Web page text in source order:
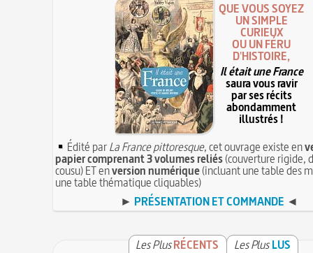
QUE VOUS SOYEZ
UN SIMPLE
CURIEUX
OU UN FÉRU
D'HISTOIRE,
Il était une France
saura vous ravir
par ses récits
abondamment
illustrés !
Édité parLa France pittoresque, cet ouvrage existe en
papier comprenant 3 volumes reliés(couverture rigide,
cousu) ET enversion numérique(incluant une table des
une table thématique cliquables)
► PRÉSENTATION ET COMMANDE ◄
Les PlusRÉCENTS Les Plus LUS